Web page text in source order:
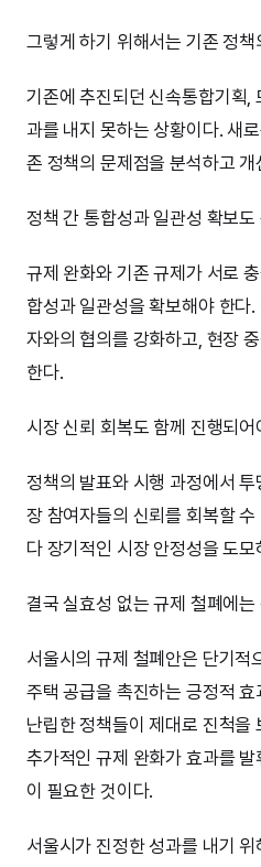
그렇게 하기 위해서는 기존 정
기존에 추진되던 신속통합기획,
과를 내지 못하는 상황이다. 새
존 정책의 문제점을 분석하고
정책 간 통합성과 일관성 확보도
규제 완화와 기존 규제가 서로
합성과 일관성을 확보해야 한다.
자와의 협의를 강화하고, 현장
한다.
시장 신뢰 회복도 함께 진행되어
정책의 발표와 시행 과정에서
장 참여자들의 신뢰를 회복할
다 장기적인 시장 안정성을 도
결국 실효성 없는 규제 철폐에
서울시의 규제 철폐안은 단기적
주택 공급을 촉진하는 긍정적 효
난립한 정책들이 제대로 진척을
추가적인 규제 완화가 효과를
이 필요한 것이다.
서울시가 진정한 성과를 내기